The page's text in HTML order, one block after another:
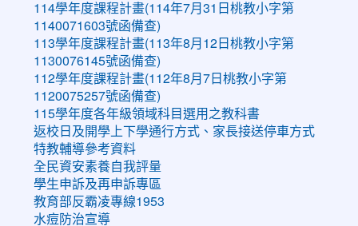
114學年度課程計畫(114年7月31日桃教小字第
1140071603號函備查)
113學年度課程計畫(113年8月12日桃教小字第
1130076145號函備查)
112學年度課程計畫(112年8月7日桃教小字第
1120075257號函備查)
115學年度各年級領域科目選用之教科書
返校日及開學上下學通行方式、家長接送停車方式
特教輔導參考資料
全民資安素養自我評量
學生申訴及再申訴專區
教育部反霸凌專線1953
水痘防治宣導